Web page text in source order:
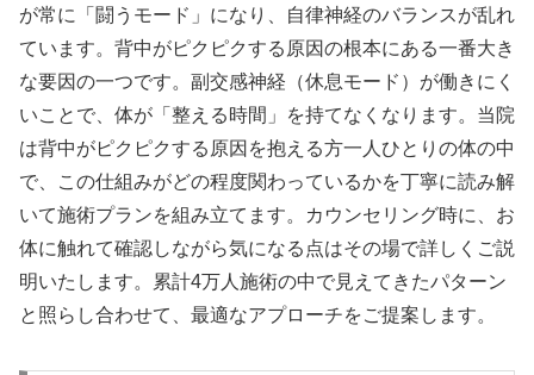
が常に「闘うモード」になり、自律神経のバランスが乱れ
ています。背中がピクピクする原因の根本にある一番大き
な要因の一つです。副交感神経（休息モード）が働きにく
いことで、体が「整える時間」を持てなくなります。当院
は背中がピクピクする原因を抱える方一人ひとりの体の中
で、この仕組みがどの程度関わっているかを丁寧に読み解
いて施術プランを組み立てます。カウンセリング時に、お
体に触れて確認しながら気になる点はその場で詳しくご説
明いたします。累計4万人施術の中で見えてきたパターン
と照らし合わせて、最適なアプローチをご提案します。